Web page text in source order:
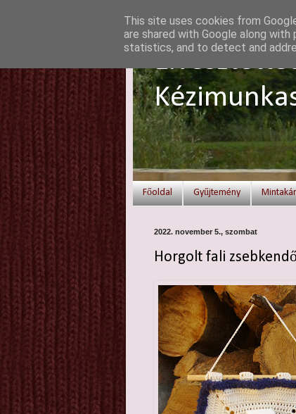
Főoldal Gyűjtemény
2022. november 5., szombat
Horgolt fali
This site uses cookies from
are shared with Google along
statistics, and to detect and